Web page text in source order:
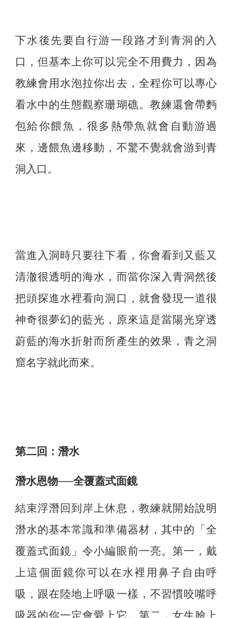
下水後先要自行游一段路才到青洞的入
口，但基本上你可以完全不用費力，因為
教練會用水泡拉你出去，全程你可以專心
看水中的生態觀察珊瑚礁。教練還會帶麪
包給你餵魚，很多熱帶魚就會自動游過
來，邊餵魚邊移動，不驚不覺就會游到青
洞入口。
當進入洞時只要往下看，你會看到又藍又
清澈很透明的海水，而當你深入青洞然後
把頭探進水裡看向洞口，就會發現一道很
神奇很夢幻的藍光，原來這是當陽光穿透
蔚藍的海水折射而所產生的效果，青之洞
窟名字就此而來。
第二回：潛水
潛水恩物──全覆蓋式面鏡
結束浮潛回到岸上休息，教練就開始說明
潛水的基本常識和準備器材，其中的「全
覆蓋式面鏡」令小編眼前一亮。第一，戴
上這個面鏡你可以在水裡用鼻子自由呼
吸，跟在陸地上呼吸一樣，不習慣咬嘴呼
吸器的你一定會愛上它。第二，女生臉上